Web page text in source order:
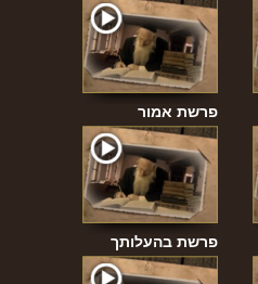
פרשת אמור
פרשת בהעלותך